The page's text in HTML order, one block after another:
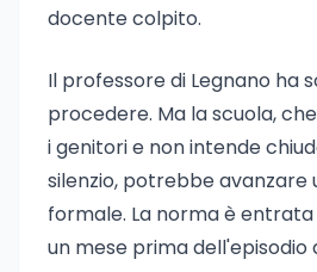
docente colpito.
Il professore di Legnano ha
procedere. Ma la scuola,
i genitori e non intende
silenzio, potrebbe avanzare
formale. La norma è
un mese prima dell'episodio